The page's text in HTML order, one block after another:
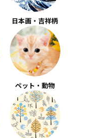
日本画・吉祥柄
ペット・動物